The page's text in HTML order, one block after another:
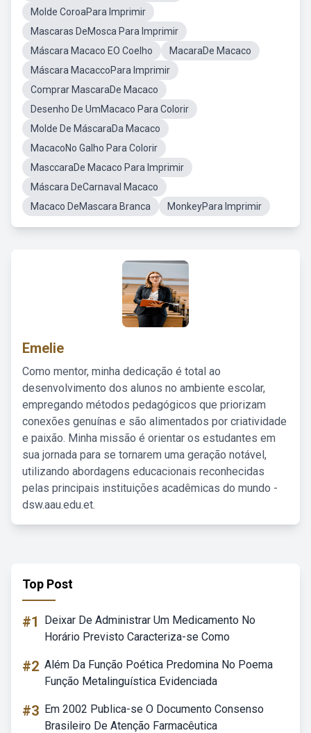
Molde CoroaPara Imprimir
Mascaras DeMosca Para Imprimir
Máscara Macaco EO Coelho
MacaraDe Macaco
Máscara MacaccoPara Imprimir
Comprar MascaraDe Macaco
Desenho De UmMacaco Para Colorir
Molde De MáscaraDa Macaco
MacacoNo Galho Para Colorir
MasccaraDe Macaco Para Imprimir
Máscara DeCarnaval Macaco
Macaco DeMascara Branca
MonkeyPara Imprimir
Emelie
Como mentor, minha dedicação é total ao
desenvolvimento dos alunos no ambiente escolar,
empregando métodos pedagógicos que priorizam
conexões genuínas e são alimentados por criatividade
e paixão. Minha missão é orientar os estudantes em
sua jornada para se tornarem uma geração notável,
utilizando abordagens educacionais reconhecidas
pelas principais instituições acadêmicas do mundo -
dsw.aau.edu.et.
Top Post
#1
Deixar De Administrar Um Medicamento No
Horário Previsto Caracteriza-se Como
#2 Além Da Função Poética Predomina No Poema
Função Metalinguística Evidenciada
#3 Em 2002 Publica-se O Documento Consenso
Brasileiro De Atenção Farmacêutica